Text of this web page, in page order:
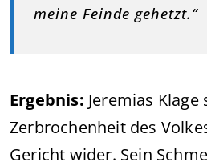
meine Feinde gehetzt.“
Ergebnis: Jeremias
Zerbrochenheit des
Gericht wider. Sein